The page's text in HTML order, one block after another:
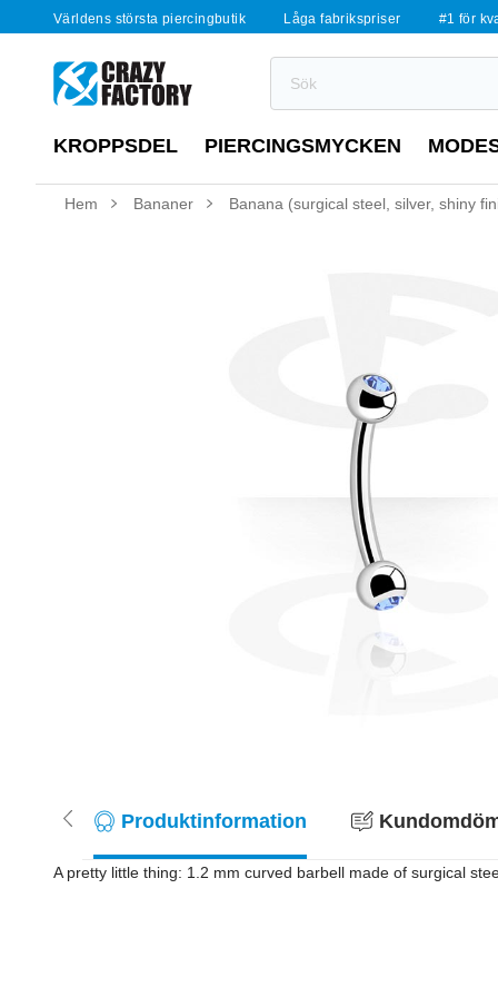
Världens största piercingbutik Låga fabrikspriser #1 för
KROPPSDEL PIERCINGSMYCKEN
Hem Bananer Banana (surgical steel, silver, shiny
Produktinformation
A pretty little thing: 1.2 mm curved barbell made of surgical